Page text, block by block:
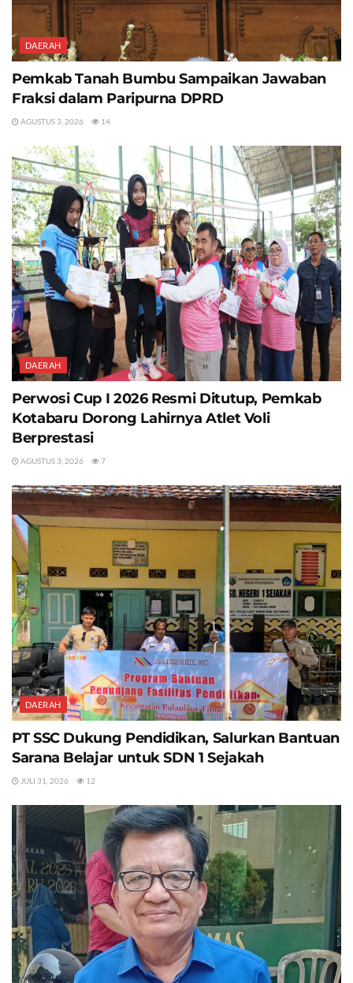
DAERAH
Pemkab Tanah Bumbu Sampaikan Jawaban
Fraksi dalam Paripurna DPRD
AGUSTUS 3, 2026 14
DAERAH
Perwosi Cup I 2026 Resmi Ditutup, Pemkab
Kotabaru Dorong Lahirnya Atlet Voli
Berprestasi
AGUSTUS 3, 2026 7
DAERAH
PT SSC Dukung Pendidikan, Salurkan Bantuan
Sarana Belajar untuk SDN 1 Sejakah
JULI 31, 2026 12